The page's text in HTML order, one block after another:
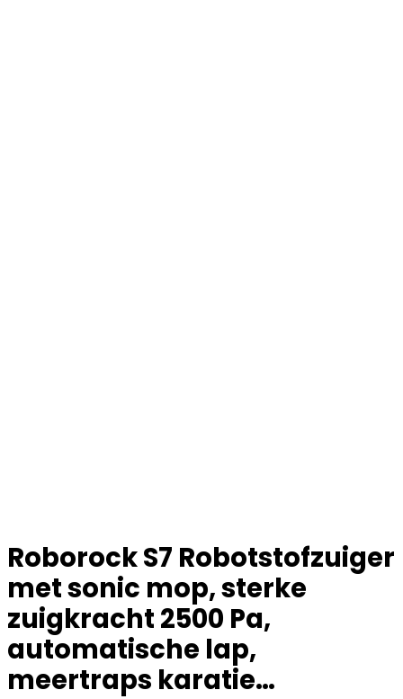
Roborock S7 Robotstofzuiger
met sonic mop, sterke
zuigkracht 2500 Pa,
automatische lap,
meertraps karatie…